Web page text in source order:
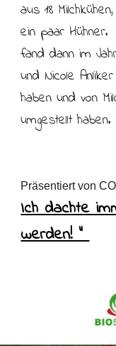
aus 18
ein paar
fand dann im
und Nicole
haben und von
umgestellt haben.
Präsentiert von
Ich dachte
werden! "